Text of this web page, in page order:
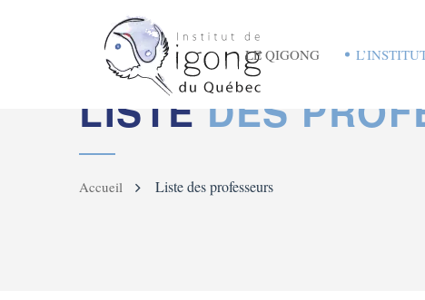
LE QIGONG
LISTE DES
Accueil Liste des professeurs